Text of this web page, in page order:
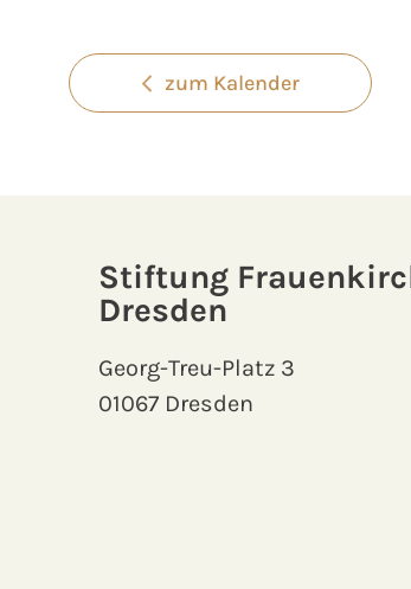
zum Kalender
Stiftung
Dresden
Georg-Treu-Platz 3
01067 Dresden